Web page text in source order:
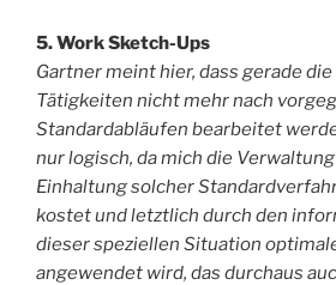
5. Work Sketch-Ups
Gartner meint hier, dass gerade
Tätigkeiten nicht mehr nach
Standardabläufen bearbeitet
nur logisch, da mich die
Einhaltung solcher
kostet und letztlich durch den
dieser speziellen Situation
angewendet wird, das durchaus